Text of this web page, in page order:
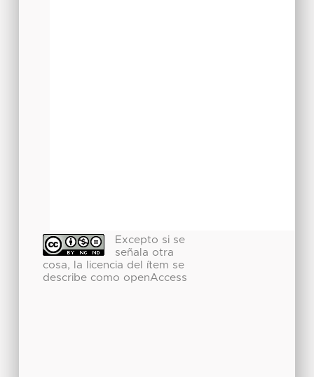
Excepto si se
señala otra
cosa, la licencia del ítem se
describe como openAccess